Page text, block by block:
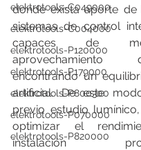
elektrotools-C049000
elektrotools-C004000
elektrotools-P120000
elektrotools-P179000
elektrotools-P800300
elektrotools-P070000
elektrotools-P820000
donde exista aporte de
sistemas de control
capaces de
encontrando un
artificial. De este
previo estudio
optimizar el
instalación